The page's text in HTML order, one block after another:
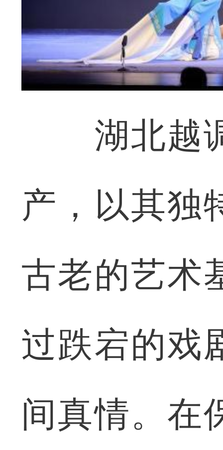
湖北越调
产，以其独
古老的艺术
过跌宕的戏
间真情。在